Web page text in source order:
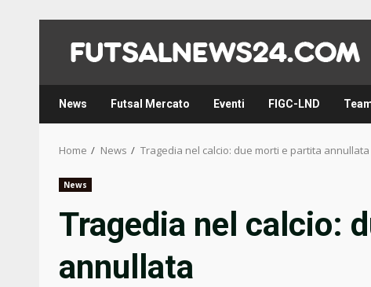
content
News Futsal Mercato Eventi FIGC-LND
Home News Tragedia nel calcio: due morti e partita annullata
News
Tragedia nel calcio:
annullata